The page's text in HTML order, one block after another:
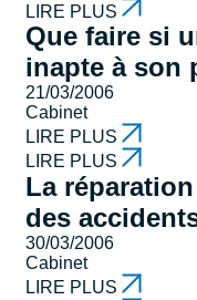
LIRE PLUS
Que faire si
inapte à son
21/03/2006
Cabinet
LIRE PLUS
LIRE PLUS
La
des
30/03/2006
Cabinet
LIRE PLUS